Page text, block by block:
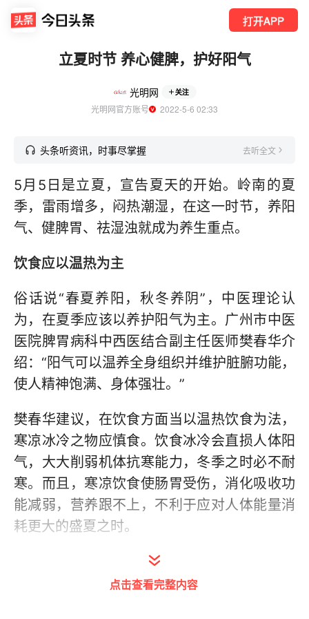
打开APP
立夏时节 养心健脾，护好阳气
光明网 关注
光明网官方账号
  2022-5-6 02:33
头条听资讯，时事尽掌握 去听全文
5月5日是立夏，宣告夏天的开始。岭南的夏
季，雷雨增多，闷热潮湿，在这一时节，养阳
气、健脾胃、祛湿浊就成为养生重点。
饮食应以温热为主
俗话说“春夏养阳，秋冬养阴”，中医理论认
为，在夏季应该以养护阳气为主。广州市中医
医院脾胃病科中西医结合副主任医师樊春华介
绍：“阳气可以温养全身组织并维护脏腑功能，
使人精神饱满、身体强壮。”
樊春华建议，在饮食方面当以温热饮食为法，
寒凉冰冷之物应慎食。饮食冰冷会直损人体阳
气，大大削弱机体抗寒能力，冬季之时必不耐
寒。而且，寒凉饮食使肠胃受伤，消化吸收功
能减弱，营养跟不上，不利于应对人体能量消
耗更大的盛夏之时。
此外，生活中亦不能贪凉过度，不建议长时间
待在空调房间，或电扇不离身。室内外温差不
点击查看完整内容